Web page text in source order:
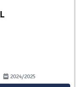
2024/2025